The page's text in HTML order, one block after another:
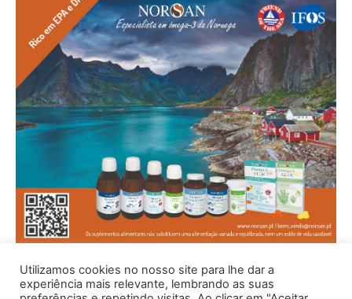
Utilizamos cookies no nosso site para lhe dar a
experiência mais relevante, lembrando as suas